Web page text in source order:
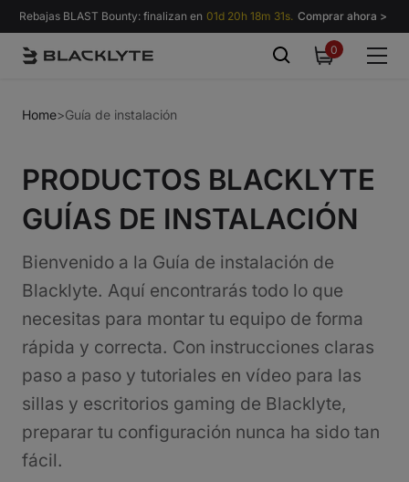
Saltar al contenido
Rebajas BLAST Bounty: finalizan en 01d 20h 18m 30s. Comprar ahora >
00
Home>Guía de instalación
PRODUCTOS BLACKLYTE
GUÍAS DE INSTALACIÓN
Bienvenido a la Guía de instalación de
Blacklyte. Aquí encontrarás todo lo que
necesitas para montar tu equipo de forma
rápida y correcta. Con instrucciones claras
paso a paso y tutoriales en vídeo para las
sillas y escritorios gaming de Blacklyte,
preparar tu configuración nunca ha sido tan
fácil.